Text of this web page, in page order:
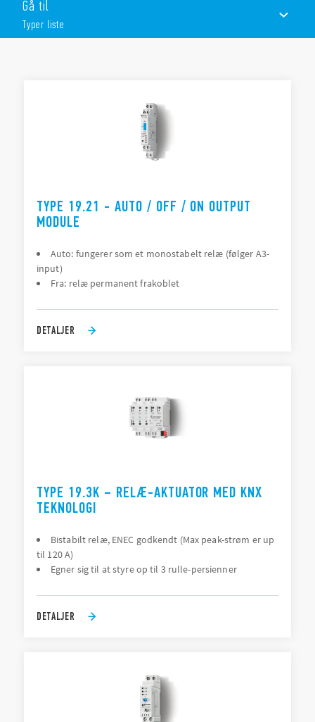
Tydelig indikation af signal- eller udstyrsstatus
Nem indstilling af vælgerne og potentiometrene
Feedbackkontakt, signal når omskifteren ikke er indstillet
Gå til
Typer liste
TYPE 19.21 - AUTO / OFF / ON OUTPUT
MODULE
Auto: fungerer som et monostabelt relæ (følger A3-
input)
Fra: relæ permanent frakoblet
DETALJER
TYPE 19.3K – RELÆ-AKTUATOR MED KNX
TEKNOLOGI
Bistabilt relæ, ENEC godkendt (Max peak-strøm er up
til 120 A)
Egner sig til at styre op til 3 rulle-persienner
DETALJER